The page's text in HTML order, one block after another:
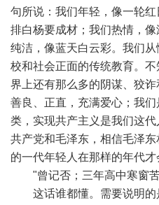
句所说：我们年轻，像一轮
排白杨要成材；我们热情，
纯洁，像蓝天白云彩。我们
校和社会正面的传统教育。
界上还有那么多的阴谋、狡诈
善良、正直，充满爱心；我
类，实现共产主义是我们这
共产党和毛泽东，相信毛泽
的一代年轻人在那样的年代才
"曾记否；三年高中寒窗
这话谁都懂。需要说明的